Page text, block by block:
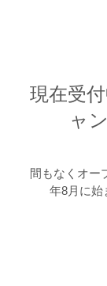
現在受
ャ
間もなくオー
年8月に始